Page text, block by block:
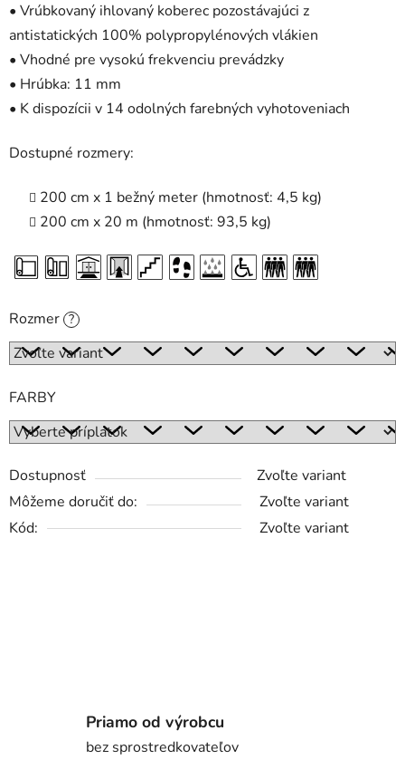
• Vrúbkovaný ihlovaný koberec pozostávajúci z
antistatických 100% polypropylénových vlákien
• Vhodné pre vysokú frekvenciu prevádzky
• Hrúbka: 11 mm
• K dispozícii v 14 odolných farebných vyhotoveniach
Dostupné rozmery:
200 cm x 1 bežný meter (hmotnosť: 4,5 kg)
200 cm x 20 m (hmotnosť: 93,5 kg)
Rozmer ?
FARBY
Dostupnosť
Zvoľte variant
Môžeme doručiť do:
Zvoľte variant
Kód:
Zvoľte variant
Priamo od výrobcu
bez sprostredkovateľov